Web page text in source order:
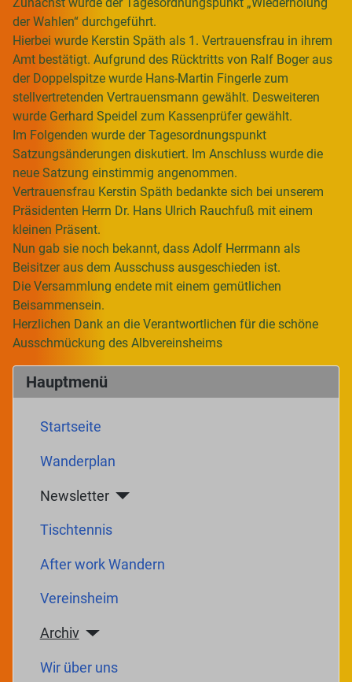
Hauptmenü
Startseite
Wanderplan
Newsletter
Tischtennis
After work Wandern
Vereinsheim
Archiv
Wir über uns
der Wahlen“ durchgeführt.
Hierbei wurde Kerstin Späth als 1. Vertrauensfrau in ihrem
Amt bestätigt. Aufgrund des Rücktritts von Ralf Boger aus
der Doppelspitze wurde Hans-Martin Fingerle zum
stellvertretenden Vertrauensmann gewählt. Desweiteren
wurde Gerhard Speidel zum Kassenprüfer gewählt.
Im Folgenden wurde der Tagesordnungspunkt
Satzungsänderungen diskutiert. Im Anschluss wurde die
neue Satzung einstimmig angenommen.
Vertrauensfrau Kerstin Späth bedankte sich bei unserem
Präsidenten Herrn Dr. Hans Ulrich Rauchfuß mit einem
kleinen Präsent.
Nun gab sie noch bekannt, dass Adolf Herrmann als
Beisitzer aus dem Ausschuss ausgeschieden ist.
Die Versammlung endete mit einem gemütlichen
Beisammensein.
Herzlichen Dank an die Verantwortlichen für die schöne
Ausschmückung des Albvereinsheims